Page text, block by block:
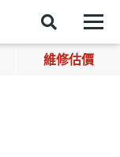
維修估價